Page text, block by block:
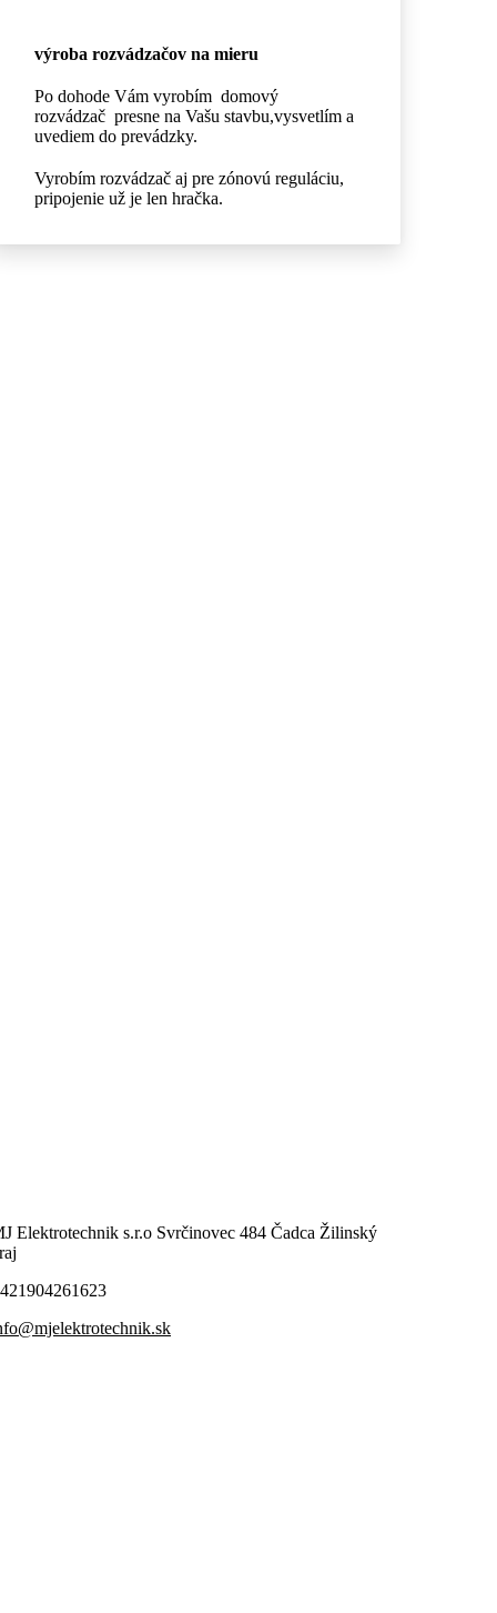
výroba rozvádzačov na mieru
Po dohode Vám vyrobím domový
rozvádzač presne na Vašu stavbu,vysvetlím a
uvediem do prevádzky.
Vyrobím rozvádzač aj pre zónovú reguláciu,
pripojenie už je len hračka.
Elektrotechnik s.r.o Svrčinovec 484 Čadca Žilinský